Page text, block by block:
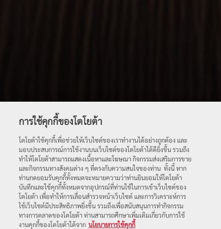
Discover
full video
การใช้คุกกี้ของโตโยต้า
โตโยต้าใช้คุกกี้เพื่อช่วยให้เว็บไซต์ของเราทำงานได้อย่างถูกต้อง และ
มอบประสบการณ์การใช้งานบนเว็บไซต์ของโตโยต้าได้ดียิ่งขึ้น รวมถึง
ทำให้โตโยต้าสามารถแสดงเนื้อหาและโฆษณา กิจกรรมส่งเสริมการขาย
และกิจกรรมทางสังคมต่าง ๆ ที่ตรงกับความสนใจของท่าน ทั้งนี้ หาก
ท่านกดยอมรับคุกกี้ทั้งหมดจะหมายความว่าท่านยินยอมให้โตโยต้า
บันทึกและใช้คุกกี้ทั้งหมดจากอุปกรณ์ที่ท่านใช้ในการเข้าเว็บไซต์ของ
โตโยต้า เพื่อทำให้การเลื่อนสำรวจหน้าเว็บไซต์ และการวิเคราะห์การ
ใช้เว็บไซต์มีประสิทธิภาพยิ่งขึ้น รวมถึงเพื่อสนับสนุนการทำกิจกรรม
ทางการตลาดของโตโยต้า ท่านสามารถศึกษาเพิ่มเติมเกี่ยวกับการใช้
งานคุกกี้ของโตโยต้าได้จาก นโยบายการใช้คุกกี้